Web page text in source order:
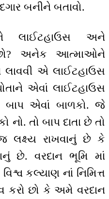
બનીને બતાવો.
લાઈટહાઉસ અને
અનેક આત્માઓને
લાવવી એ લાઈટહાઉસ
એવાં લાઈટહાઉસ
એવાં બાળકો. જે
નો. તો બાપ દાતા છે તો
રાખવાનું છે કે
છે. વરદાન ભૂમિ માં
કલ્યાણ નાં નિમિત્ત
છો કે અમે વરદાન